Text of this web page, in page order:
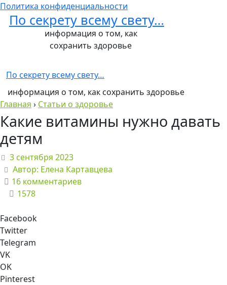
Политика конфиденциальности
По секрету всему свету…
информация о том, как
сохранить здоровье
По секрету всему свету…
информация о том, как сохранить здоровье
Главная › Статьи о здоровье
Какие витамины нужно давать
детям
3 сентября 2023
Автор: Елена Картавцева
16 комментариев
1578
Facebook
Twitter
Telegram
VK
OK
Pinterest